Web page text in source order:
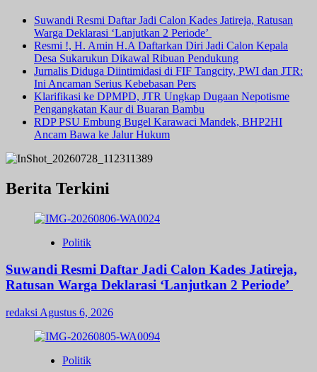
Suwandi Resmi Daftar Jadi Calon Kades Jatireja, Ratusan
Warga Deklarasi ‘Lanjutkan 2 Periode’
Resmi !, H. Amin H.A Daftarkan Diri Jadi Calon Kepala
Desa Sukarukun Dikawal Ribuan Pendukung
Jurnalis Diduga Diintimidasi di FIF Tangcity, PWI dan JTR:
Ini Ancaman Serius Kebebasan Pers
Klarifikasi ke DPMPD, JTR Ungkap Dugaan Nepotisme
Pengangkatan Kaur di Buaran Bambu
RDP PSU Embung Bugel Karawaci Mandek, BHP2HI
Ancam Bawa ke Jalur Hukum
Berita Terkini
Politik
Suwandi Resmi Daftar Jadi Calon Kades Jatireja,
Ratusan Warga Deklarasi ‘Lanjutkan 2 Periode’
redaksi Agustus 6, 2026
Politik